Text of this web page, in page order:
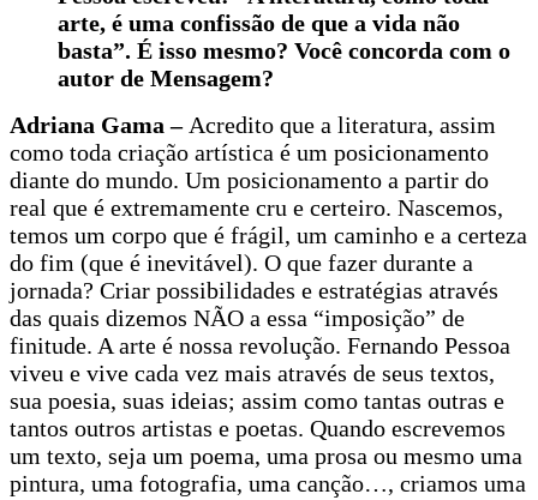
arte, é uma confissão de que a vida não
basta”. É isso mesmo? Você concorda com o
autor de Mensagem?
Adriana Gama – Acredito que a literatura, assim
como toda criação artística é um posicionamento
diante do mundo. Um posicionamento a partir do
real que é extremamente cru e certeiro. Nascemos,
temos um corpo que é frágil, um caminho e a certeza
do fim (que é inevitável). O que fazer durante a
jornada? Criar possibilidades e estratégias através
das quais dizemos NÃO a essa “imposição” de
finitude. A arte é nossa revolução. Fernando Pessoa
viveu e vive cada vez mais através de seus textos,
sua poesia, suas ideias; assim como tantas outras e
tantos outros artistas e poetas. Quando escrevemos
um texto, seja um poema, uma prosa ou mesmo uma
pintura, uma fotografia, uma canção…, criamos uma